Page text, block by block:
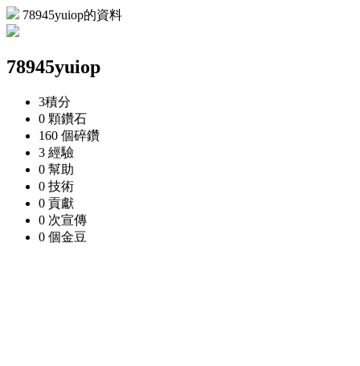
78945yuiop的資料
78945yuiop
3積分
0 顆鑽石
160 個碎鑽
3 經驗
0 幫助
0 技術
0 貢獻
0 次宣傳
0 個金豆